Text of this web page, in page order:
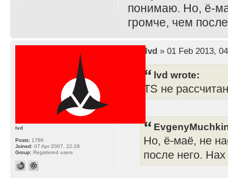
понимаю. Но, ё-
громче, чем
lvd» 01 Feb 2013,
lvd wrote:
TS не
Но, ё-маё, не
после него.
lvd
Posts: 1786
Joined: 07 Apr 2007, 22:28
Group: Registered users